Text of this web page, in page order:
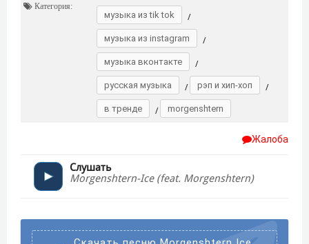
Категория:
музыка из tik tok /
музыка из instagram /
музыка вконтакте /
русская музыка / рэп и хип-хоп /
в тренде / morgenshtern
Жалоба
Слушать
Morgenshtern-Ice (feat. Morgenshtern)